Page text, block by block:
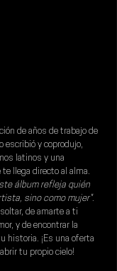
de años de trabajo de
escribió y coprodujo,
latinos y una
llega directo al alma.
álbum refleja quién
sino como mujer".
de amarte a ti
y de encontrar la
historia. ¡Es una oferta
tu propio cielo!